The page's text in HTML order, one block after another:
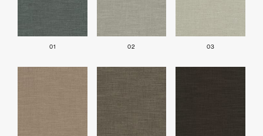
01 02 03